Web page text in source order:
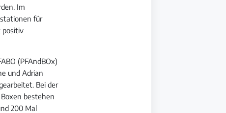
Im
für
positiv
(PFAndBOx)
und Adrian
Bei der
bestehen
200 Mal